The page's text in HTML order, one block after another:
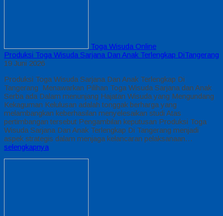
Toga Wisuda Online
Produksi Toga Wisuda Sarjana Dan Anak Terlengkap DiTangerang
19 Juni 2026
Produksi Toga Wisuda Sarjana Dan Anak Terlengkap Di
Tangerang Menawarkan Pilihan Toga Wisuda Sarjana dan Anak
Serba ada Dalam menunjang Hajatan Wisuda yang Mengundang
Kekaguman Kelulusan adalah tonggak berharga yang
melambangkan keberhasilan menyelesaikan studi Atas
pertimbangan tersebut Pengambilan keputusan Produksi Toga
Wisuda Sarjana Dan Anak Terlengkap Di Tangerang menjadi
aspek strategis dalam menjaga kelancaran pelaksanaan…
selengkapnya